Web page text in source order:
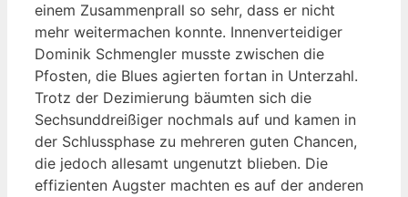
einem Zusammenprall so sehr, dass er nicht
mehr weitermachen konnte. Innenverteidiger
Dominik Schmengler musste zwischen die
Pfosten, die Blues agierten fortan in Unterzahl.
Trotz der Dezimierung bäumten sich die
Sechsunddreißiger nochmals auf und kamen in
der Schlussphase zu mehreren guten Chancen,
die jedoch allesamt ungenutzt blieben. Die
effizienten Augster machten es auf der anderen